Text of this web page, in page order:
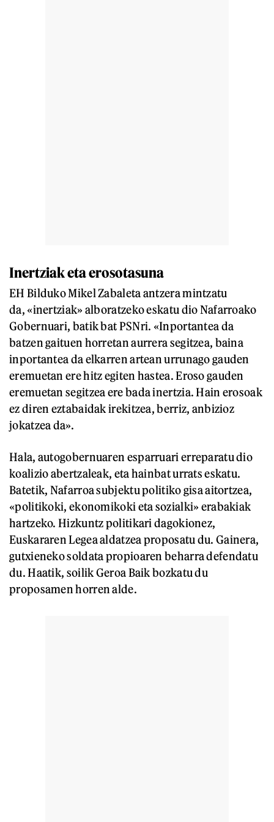
Inertziak eta erosotasuna
EH Bilduko Mikel Zabaleta antzera mintzatu
da, «inertziak» alboratzeko eskatu dio Nafarroako
Gobernuari, batik bat PSNri. «Inportantea da
batzen gaituen horretan aurrera segitzea, baina
inportantea da elkarren artean urrunago gauden
eremuetan ere hitz egiten hastea. Eroso gauden
eremuetan segitzea ere bada inertzia. Hain erosoak
ez diren eztabaidak irekitzea, berriz, anbizioz
jokatzea da».
Hala, autogobernuaren esparruari erreparatu dio
koalizio abertzaleak, eta hainbat urrats eskatu.
Batetik, Nafarroa subjektu politiko gisa aitortzea,
«politikoki, ekonomikoki eta sozialki» erabakiak
hartzeko. Hizkuntz politikari dagokionez,
Euskararen Legea aldatzea proposatu du. Gainera,
gutxieneko soldata propioaren beharra defendatu
du. Haatik, soilik Geroa Baik bozkatu du
proposamen horren alde.